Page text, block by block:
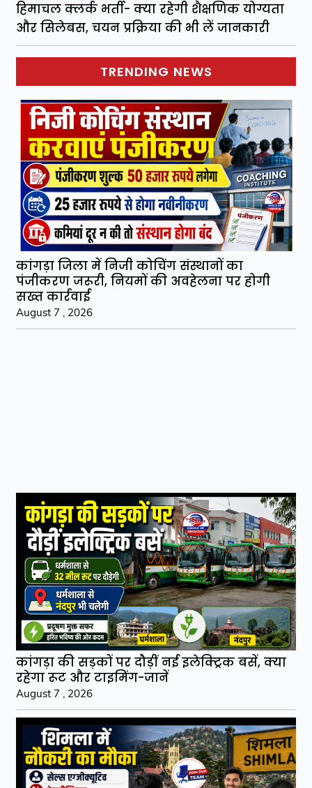
हिमाचल क्लर्क भर्ती- क्या रहेगी शैक्षणिक योग्यता
और सिलेबस, चयन प्रक्रिया की भी लें जानकारी
TRENDING NEWS
कांगड़ा जिला में निजी कोचिंग संस्थानों का
पंजीकरण जरूरी, नियमों की अवहेलना पर होगी
सख्त कार्रवाई
August 7 , 2026
कांगड़ा की सड़कों पर दौड़ीं नई इलेक्ट्रिक बसें, क्या
रहेगा रूट और टाइमिंग-जानें
August 7 , 2026